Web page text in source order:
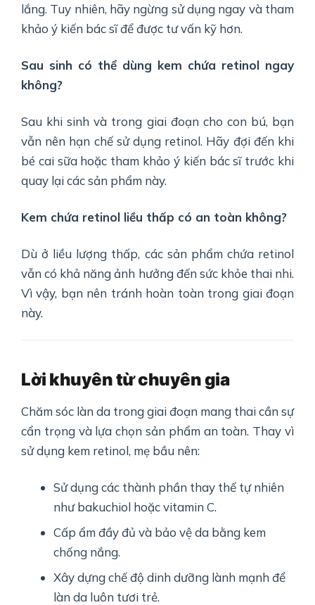
lắng. Tuy nhiên, hãy ngừng sử dụng ngay và tham
khảo ý kiến bác sĩ để được tư vấn kỹ hơn.
Sau sinh có thể dùng kem chứa retinol ngay
không?
Sau khi sinh và trong giai đoạn cho con bú, bạn
vẫn nên hạn chế sử dụng retinol. Hãy đợi đến khi
bé cai sữa hoặc tham khảo ý kiến bác sĩ trước khi
quay lại các sản phẩm này.
Kem chứa retinol liều thấp có an toàn không?
Dù ở liều lượng thấp, các sản phẩm chứa retinol
vẫn có khả năng ảnh hưởng đến sức khỏe thai nhi.
Vì vậy, bạn nên tránh hoàn toàn trong giai đoạn
này.
Lời khuyên từ chuyên gia
Chăm sóc làn da trong giai đoạn mang thai cần sự
cẩn trọng và lựa chọn sản phẩm an toàn. Thay vì
sử dụng kem retinol, mẹ bầu nên:
Sử dụng các thành phần thay thế tự nhiên
như bakuchiol hoặc vitamin C.
Cấp ẩm đầy đủ và bảo vệ da bằng kem
chống nắng.
Xây dựng chế độ dinh dưỡng lành mạnh để
làn da luôn tươi trẻ.